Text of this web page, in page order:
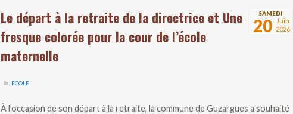
SAMEDI
20
Juin
2026
Le départ à la retraite de la directrice et Une
fresque colorée pour la cour de l’école
maternelle
ECOLE
À l’occasion de son départ à la retraite, la commune de Guzargues a souhaité